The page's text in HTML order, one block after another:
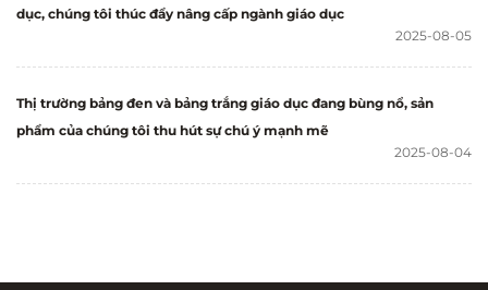
dục, chúng tôi thúc đẩy nâng cấp ngành giáo dục
2025-08-05
Thị trường bảng đen và bảng trắng giáo dục đang bùng nổ, sản
phẩm của chúng tôi thu hút sự chú ý mạnh mẽ
2025-08-04